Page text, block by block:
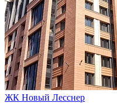
ЖК Новый Лесснер